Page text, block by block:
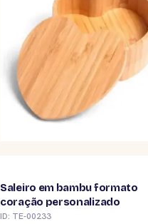
Saleiro em bambu formato
coração personalizado
ID: TE-00233